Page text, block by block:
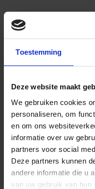
Toestemming
Deze website maakt
We gebruiken cookies
personaliseren, om
en om ons
informatie over uw
partners voor social
Deze partners kunnen
andere informatie die u
van uw gebruik van hun